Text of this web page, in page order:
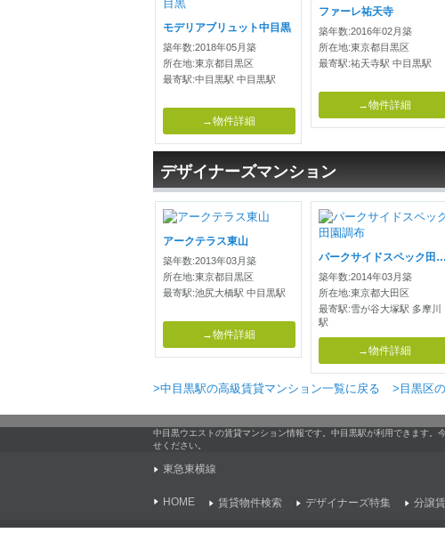
モデリアブリュット中目黒
築年数:2018年05月築
所在地:東京都目黒区
最寄駅:中目黒駅 中目黒駅
→物件詳細
ファーレ祐天寺
築年数:2016年02月築
所在地:東京都目黒区
最寄駅:祐天寺駅 中目黒駅
→物件詳細
デザイナーズマンション
アークテラス東山
築年数:2013年03月築
所在地:東京都目黒区
最寄駅:池尻大橋駅 中目黒駅
→物件詳細
パークサイドスペック田園調布
築年数:2014年03月築
所在地:東京都大田区
最寄駅:雪が谷大塚駅 多摩川
駅
→物件詳細
>中目黒駅の高級賃貸マンション一覧に戻る >目黒区
中目黒ウエストの賃貸マンション情報です。中目黒駅が利用できます
せください。
東急東横線
HOME 賃貸物件検索 デザイナーズ特集 分譲